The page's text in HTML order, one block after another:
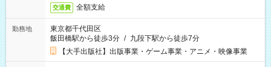
交通費 全額支給
勤務地
東京都千代田区
飯田橋駅から徒歩3分 / 九段下駅から徒歩7分
【大手出版社】出版事業・ゲーム事業・アニメ・映像事業